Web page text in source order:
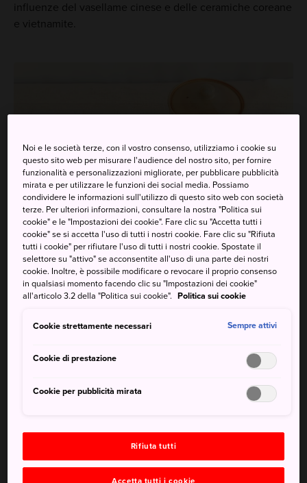
influenze del vasellame cinese e delle ceramiche coreane
e vietnamite.
Sul finire del XVI secolo, le ceramiche di terracotta erano
molto popolari
La ceramica e la cerimonia del tè
Sul finire del XVI secolo, nel periodo Sengoku, la
in terracotta semplici rispetto agli stili decorativi più ricchi
i maestri del tè prediligevano ciotole grezze e prive di
smalto artigianali come quelle di Raku.
Circa nello stesso periodo, la scoperta della pietra di
Noi e le società terze, con il vostro consenso, utilizziamo i cookie su
questo sito web per misurare l'audience del nostro sito, per fornire
funzionalità e personalizzazioni migliorate, per pubblicare pubblicità
mirata e per utilizzare le funzioni dei social media. Possiamo
condividere le informazioni sull'utilizzo di questo sito web con società
terze. Per ulteriori informazioni, consultare la nostra "Politica sui
cookie" e le "Impostazioni dei cookie". Fare clic su "Accetta tutti i
cookie" se si accetta l'uso di tutti i nostri cookie. Fare clic su "Rifiuta
tutti i cookie" per rifiutare l'uso di tutti i nostri cookie. Spostate il
selettore su "attivo" se acconsentite all'uso di una parte dei nostri
cookie. Inoltre, è possibile modificare o revocare il proprio consenso
in qualsiasi momento facendo clic su "Impostazioni dei cookie"
all'articolo 3.2 della "Politica sui cookie". Politica sui cookie
Cookie strettamente necessari Sempre attivi
Cookie di prestazione
Cookie per pubblicità mirata
Rifiuta tutti
Accetta tutti i cookie